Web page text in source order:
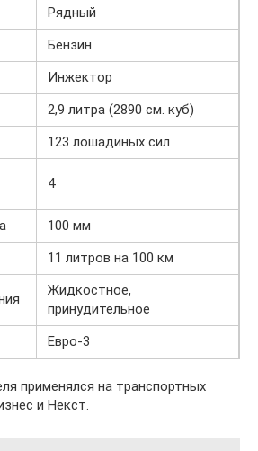
Рядный
Бензин
Инжектор
2,9 литра (2890 см. куб)
123 лошадиных сил
4
100 мм
11 литров на 100 км
Жидкостное,
принудительное
Евро-3
применялся на транспортных
и Некст.